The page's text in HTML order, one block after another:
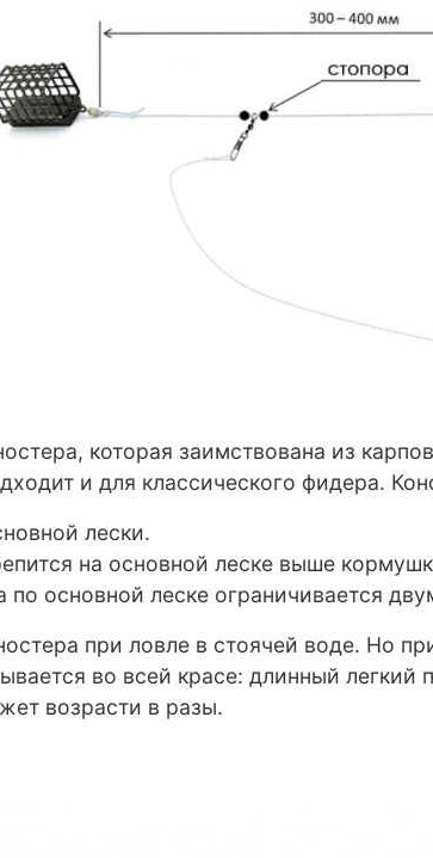
которая заимствована из
и для классического фидера.
лески.
на основной леске выше
по основной леске ограничивается
при ловле в стоячей воде. Но
во всей красе: длинный
возрасти в разы.